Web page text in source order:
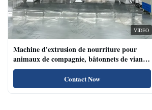
VIDEO
Machine d'extrusion de nourriture pour
animaux de compagnie, bâtonnets de viande
de chien, machine d'extrusion de nourriture
pour animaux de compagnie avec système de
plateau automatique
Contact Now